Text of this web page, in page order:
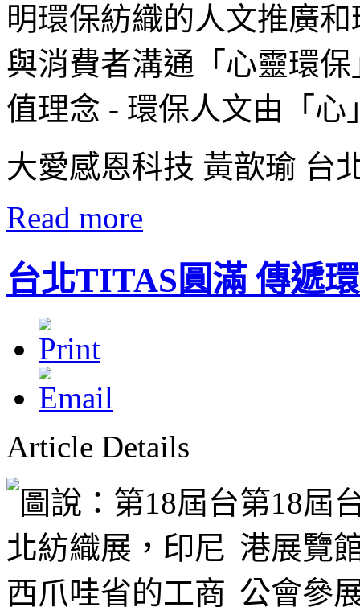
明環保紡織的人文推廣
與消費者溝通「心靈環
值理念 - 環保人文由「心
大愛感恩科技 黃歆瑜 台
Read more
台北TITAS圓滿 傳遞
Article Details
第18屆
港展覽
公會參